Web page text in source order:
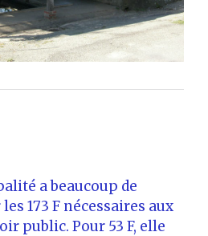
a beaucoup de
173 F nécessaires aux
public. Pour 53 F, elle